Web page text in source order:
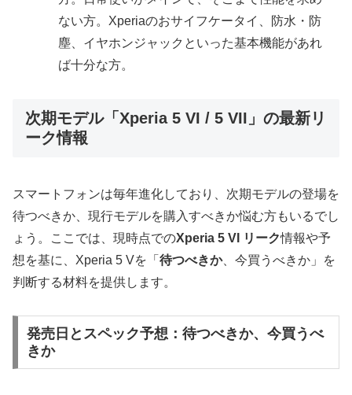
ない方。Xperiaのおサイフケータイ、防水・防
塵、イヤホンジャックといった基本機能があれ
ば十分な方。
次期モデル「Xperia 5 VI / 5 VII」の最新リ
ーク情報
スマートフォンは毎年進化しており、次期モデルの登場を
待つべきか、現行モデルを購入すべきか悩む方もいるでし
ょう。ここでは、現時点でのXperia 5 VI リーク情報や予
想を基に、Xperia 5 Vを「 待つべきか、今買うべきか」を
判断する材料を提供します。
発売日とスペック予想：待つべきか、今買うべ
きか